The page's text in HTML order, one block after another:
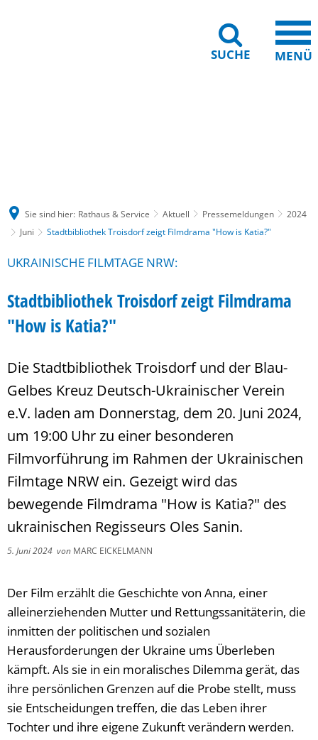
SUCHE MENÜ
Sie sind hier: Rathaus & Service Aktuell Pressemeldungen
2024
Juni
Stadtbibliothek Troisdorf zeigt Filmdrama "How is Katia?"
UKRAINISCHE FILMTAGE NRW:
Stadtbibliothek Troisdorf zeigt Filmdrama
"How is Katia?"
Die Stadtbibliothek Troisdorf und der Blau-
Gelbes Kreuz Deutsch-Ukrainischer Verein
e.V. laden am Donnerstag, dem 20. Juni 2024,
um 19:00 Uhr zu einer besonderen
Filmvorführung im Rahmen der Ukrainischen
Filmtage NRW ein. Gezeigt wird das
bewegende Filmdrama "How is Katia?" des
ukrainischen Regisseurs Oles Sanin.
5. Juni 2024 von MARC EICKELMANN
Der Film erzählt die Geschichte von Anna, einer
alleinerziehenden Mutter und Rettungssanitäterin, die
inmitten der politischen und sozialen
Herausforderungen der Ukraine ums Überleben
kämpft. Als sie in ein moralisches Dilemma gerät, das
ihre persönlichen Grenzen auf die Probe stellt, muss
sie Entscheidungen treffen, die das Leben ihrer
Tochter und ihre eigene Zukunft verändern werden.